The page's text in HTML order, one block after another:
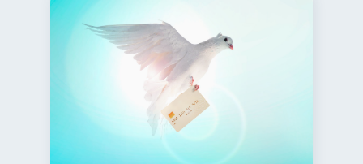
Ciberseguridad
Servicios
Derechos & Deberes 4
Superintendencia de Bancos
Criptomonedas